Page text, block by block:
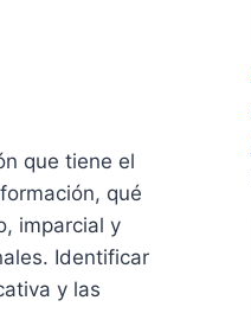
que tiene el
qué
imparcial y
Identificar
y las